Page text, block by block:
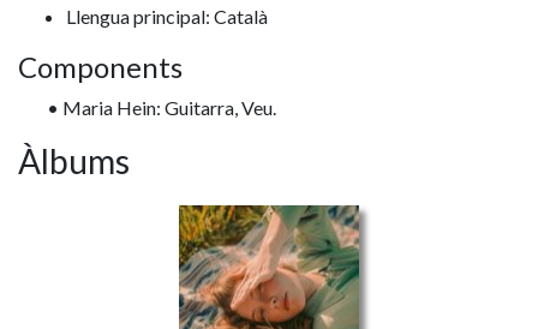
Llengua principal: Català
Components
• Maria Hein: Guitarra, Veu.
Àlbums